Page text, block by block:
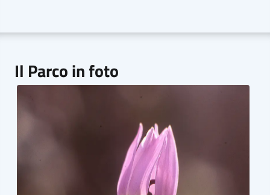
Il Parco in foto